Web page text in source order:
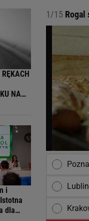
NA
-
i
dla
1/15 Rogal